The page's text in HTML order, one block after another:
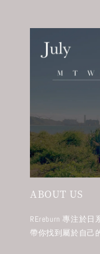
ABOUT US
REreburn 專注於
帶你找到屬於自己